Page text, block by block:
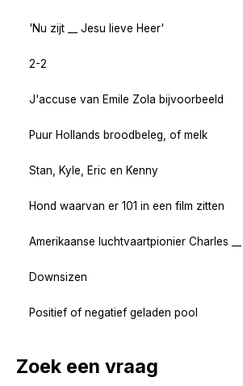
'Nu zijt __ Jesu lieve Heer'
2-2
J'accuse van Emile Zola bijvoorbeeld
Puur Hollands broodbeleg, of melk
Stan, Kyle, Eric en Kenny
Hond waarvan er 101 in een film zitten
Amerikaanse luchtvaartpionier Charles __
Downsizen
Positief of negatief geladen pool
Zoek een vraag